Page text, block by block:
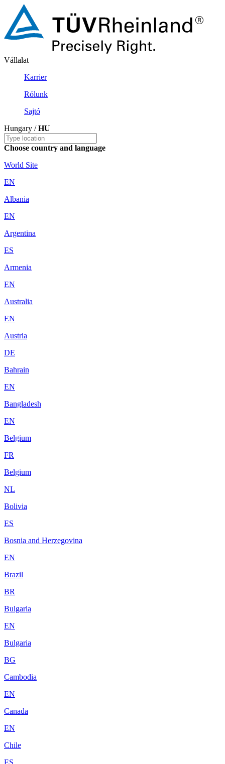
Vállalat
Karrier
Rólunk
Sajtó
Hungary /HU
Choose country and language
World Site
EN
Albania
EN
Argentina
ES
Armenia
EN
Australia
EN
Austria
DE
Bahrain
EN
Bangladesh
EN
Belgium
FR
Belgium
NL
Bolivia
ES
Bosnia and Herzegovina
EN
Brazil
BR
Bulgaria
EN
Bulgaria
BG
Cambodia
EN
Canada
EN
Chile